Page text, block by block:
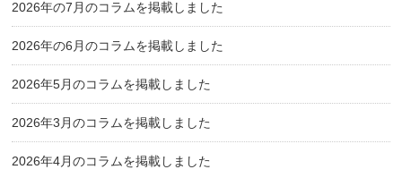
2026年の7月のコラムを掲載しました
2026年の6月のコラムを掲載しました
2026年5月のコラムを掲載しました
2026年3月のコラムを掲載しました
2026年4月のコラムを掲載しました